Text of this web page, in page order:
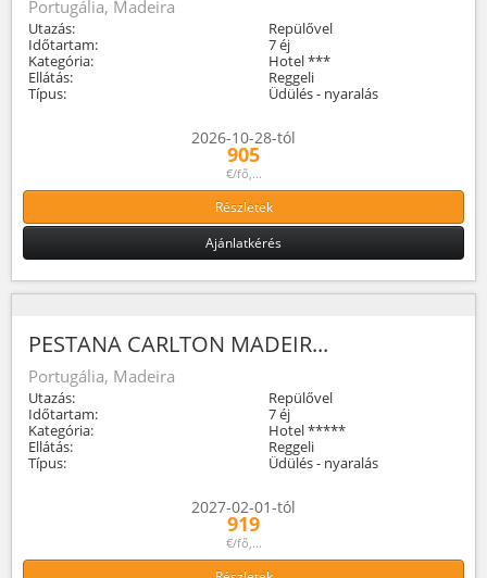
Portugália, Madeira
Utazás:
Repülővel
Időtartam:
7 éj
Kategória:
Hotel ***
Ellátás:
Reggeli
Típus:
Üdülés - nyaralás
2026-10-28-tól
905
€/fő,...
Részletek
Ajánlatkérés
PESTANA CARLTON MADEIR...
Portugália, Madeira
Utazás:
Repülővel
Időtartam:
7 éj
Kategória:
Hotel *****
Ellátás:
Reggeli
Típus:
Üdülés - nyaralás
2027-02-01-tól
919
€/fő,...